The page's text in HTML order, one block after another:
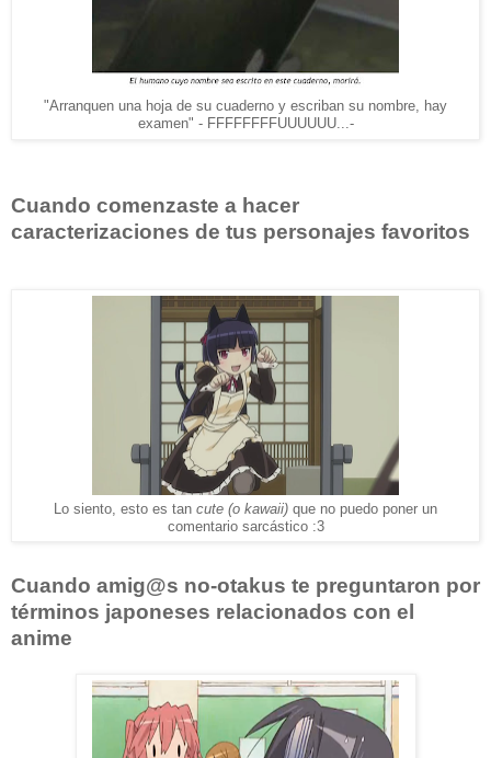
"Arranquen una hoja de su cuaderno y escriban su nombre, hay
examen" - FFFFFFFFUUUUUU...-
Cuando comenzaste a hacer
caracterizaciones de tus personajes favoritos
Lo siento, esto es tan cute (o kawaii) que no puedo poner un
comentario sarcástico :3
Cuando amig@s no-otakus te preguntaron por
términos japoneses relacionados con el
anime